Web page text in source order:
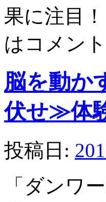
果に注目
は コメン
脳を動か
伏せ≫体
投稿日:
「ダンワ